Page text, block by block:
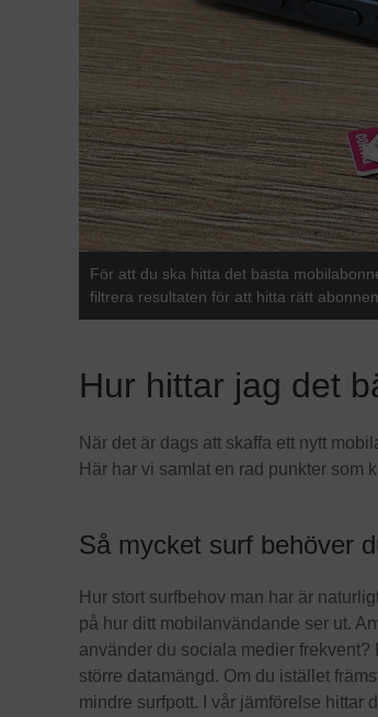
För att du ska hitta det bästa
filtrera resultaten för att hitta rätt
Hur hittar jag det
När det är dags att skaffa ett nytt
Här har vi samlat en rad punkter som
Så mycket surf behöver
Hur stort surfbehov man har är
på hur ditt mobilanvändande ser ut.
använder du sociala medier
större datamängd. Om du istället
mindre surfpott. I vår jämförelse hittar